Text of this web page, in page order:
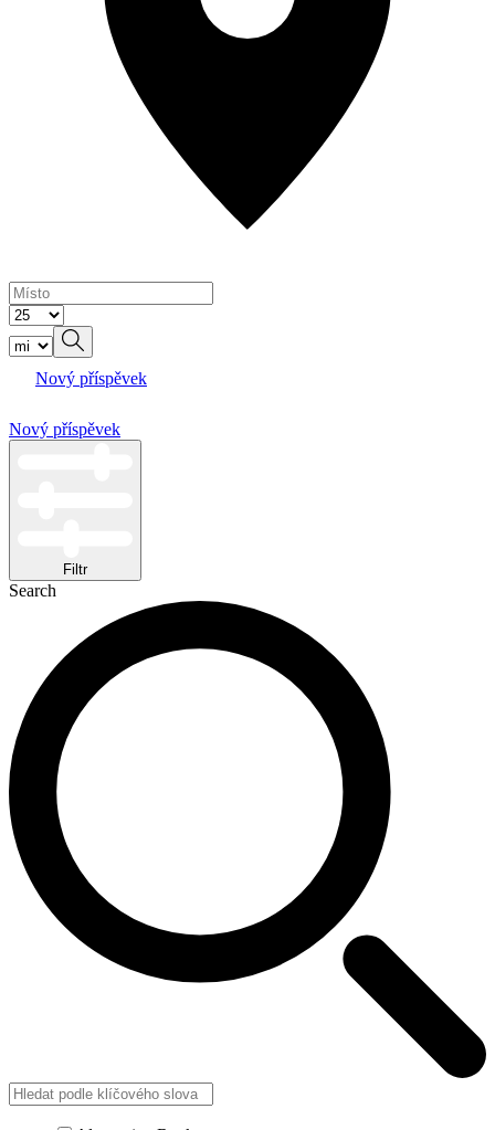
Nový příspěvek
Nový příspěvek
Filtr
Search